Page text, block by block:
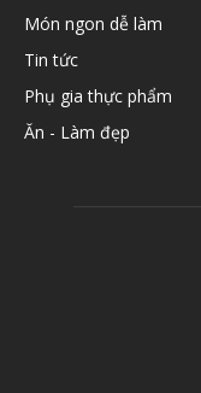
Món ngon dễ làm
Tin tức
Phụ gia thực phẩm
Ăn - Làm đẹp